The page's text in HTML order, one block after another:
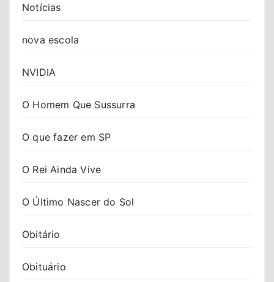
Notícias
nova escola
NVIDIA
O Homem Que Sussurra
O que fazer em SP
O Rei Ainda Vive
O Último Nascer do Sol
Obitário
Obituário